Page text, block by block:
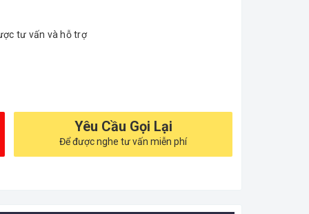
tư vấn và hỗ trợ
Yêu Cầu Gọi Lại
Để được nghe tư vấn miễn phí